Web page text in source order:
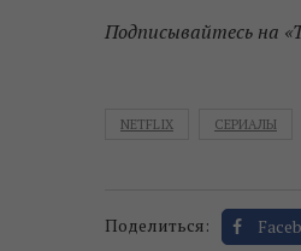
Подписывайтесь на
NETFLIX СЕРИАЛЫ
Поделиться: